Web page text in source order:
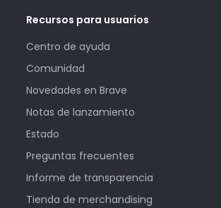
Recursos para usuarios
Centro de ayuda
Comunidad
Novedades en Brave
Notas de lanzamiento
Estado
Preguntas frecuentes
Informe de transparencia
Tienda de merchandising